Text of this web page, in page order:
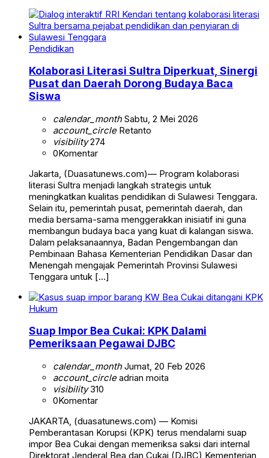
Pendidikan
Kolaborasi Literasi Sultra Diperkuat, Sinergi
Pusat dan Daerah Dorong Budaya Baca
Siswa
calendar_monthSabtu, 2 Mei 2026
account_circleRetanto
visibility274
0Komentar
Jakarta, (Duasatunews.com)— Program kolaborasi
literasi Sultra menjadi langkah strategis untuk
meningkatkan kualitas pendidikan di Sulawesi Tenggara.
Selain itu, pemerintah pusat, pemerintah daerah, dan
media bersama-sama menggerakkan inisiatif ini guna
membangun budaya baca yang kuat di kalangan siswa.
Dalam pelaksanaannya, Badan Pengembangan dan
Pembinaan Bahasa Kementerian Pendidikan Dasar dan
Menengah mengajak Pemerintah Provinsi Sulawesi
Tenggara untuk […]
Hukum
Suap Impor Bea Cukai: KPK Dalami
Pemeriksaan Pegawai DJBC
calendar_monthJumat, 20 Feb 2026
account_circleadrian moita
visibility310
0Komentar
JAKARTA, (duasatunews.com) — Komisi
Pemberantasan Korupsi (KPK) terus mendalami suap
impor Bea Cukai dengan memeriksa saksi dari internal
Direktorat Jenderal Bea dan Cukai (DJBC) Kementerian